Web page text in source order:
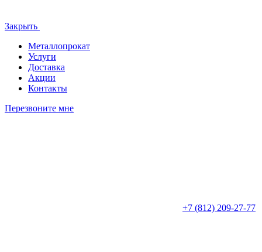
Закрыть
Металлопрокат
Услуги
Доставка
Акции
Контакты
Перезвоните мне
+7 (812) 209-27-77